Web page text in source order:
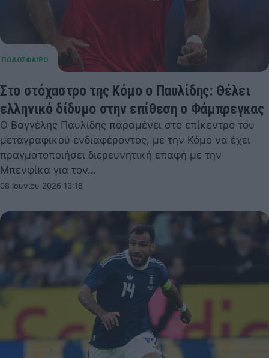
Στο στόχαστρο της Κόμο ο Παυλίδης: Θέλει
ελληνικό δίδυμο στην επίθεση ο Φάμπρεγκας
Ο Βαγγέλης Παυλίδης παραμένει στο επίκεντρο του
μεταγραφικού ενδιαφέροντος, με την Κόμο να έχει
πραγματοποιήσει διερευνητική επαφή με την
Μπενφίκα για τον…
08 Ιουνίου 2026 13:18